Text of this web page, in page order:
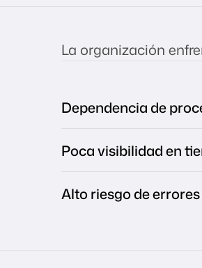
La organización
Dependencia de
Poca visibilidad en
Alto riesgo de